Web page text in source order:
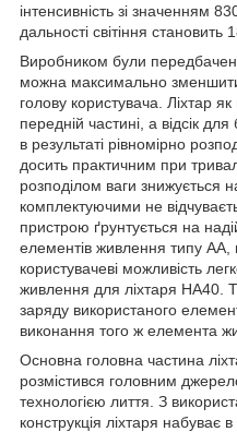
інтенсивність зі значенням
дальності світіння становить
Виробником були
можна максимально
голову користувача. Ліхтар
передній частині, а відсік
в результаті рівномірно
досить практичним при
розподілом ваги знижується
комплектуючими не
пристрою ґрунтується на
елементів живлення типу
користувачеві можливість
живлення для ліхтаря HA40.
заряду використаного
виконання того ж елемента
Основна головна частина
розмістився головним
технологією лиття. З
конструкція ліхтаря набуває